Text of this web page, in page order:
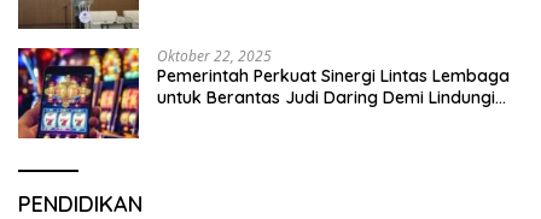
Oktober 22, 2025
Pemerintah Perkuat Sinergi Lintas Lembaga
untuk Berantas Judi Daring Demi Lindungi
PENDIDIKAN